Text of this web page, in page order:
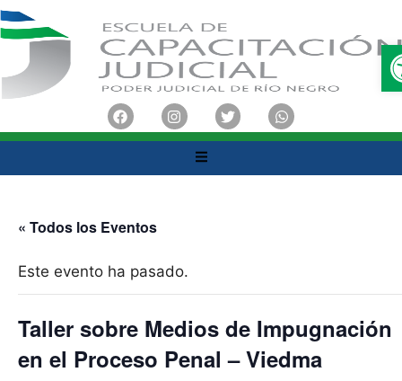
« Todos los Eventos
Este evento ha pasado.
Taller sobre Medios de Impugnación
en el Proceso Penal – Viedma